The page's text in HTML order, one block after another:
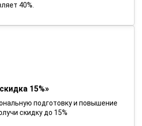
40%.
15%»
подготовку и повышение
скидку до 15%